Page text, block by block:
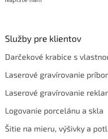
Služby pre klientov
Darčekové krabice s
Laserové gravírovanie
Laserové gravírovanie
Logovanie porcelánu a skla
Šitie na mieru, výšivky a